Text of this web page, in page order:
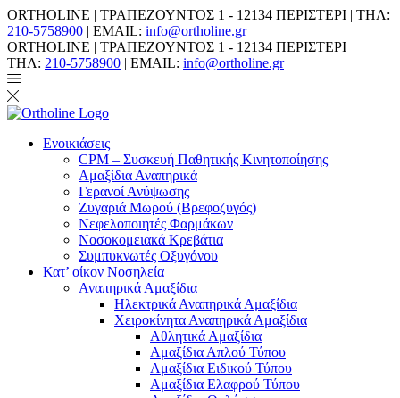
ORTHOLINE | ΤΡΑΠΕΖΟΥΝΤΟΣ 1 - 12134 ΠΕΡΙΣΤΕΡΙ | ΤΗΛ:
210-5758900 | EMAIL: info@ortholine.gr
ORTHOLINE | ΤΡΑΠΕΖΟΥΝΤΟΣ 1 - 12134 ΠΕΡΙΣΤΕΡΙ
ΤΗΛ: 210-5758900 | EMAIL: info@ortholine.gr
Ενοικιάσεις
CPM – Συσκευή Παθητικής Κινητοποίησης
Αμαξίδια Αναπηρικά
Γερανοί Ανύψωσης
Ζυγαριά Μωρού (Βρεφοζυγός)
Νεφελοποιητές Φαρμάκων
Νοσοκομειακά Κρεβάτια
Συμπυκνωτές Οξυγόνου
Κατ’ οίκον Νοσηλεία
Αναπηρικά Αμαξίδια
Ηλεκτρικά Αναπηρικά Αμαξίδια
Χειροκίνητα Αναπηρικά Αμαξίδια
Αθλητικά Αμαξίδια
Αμαξίδια Απλού Τύπου
Αμαξίδια Ειδικού Τύπου
Αμαξίδια Ελαφρού Τύπου